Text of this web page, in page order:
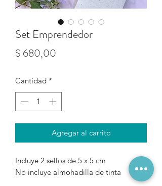
Set Emprendedor
$ 680,00
Cantidad *
Agregar al carrito
Incluye 2 sellos de 5 x 5 cm
No incluye almohadilla de tinta